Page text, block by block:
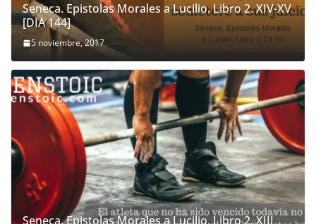
Seneca. Epistolas Morales a Lucilio. Libro 2. XIV-XV
[DIA 144]
5 noviembre, 2017
Seneca. Epistolas Morales a Lucilio. Libro 2. XIII